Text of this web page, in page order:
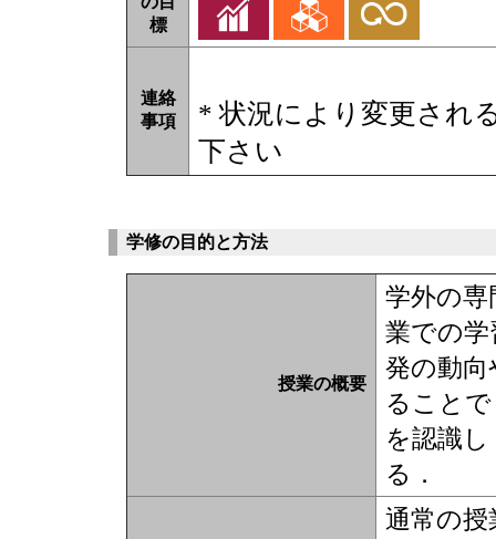
標
連絡
事項
* 状況により変更され
下さい
学修の目的と方法
授業の概要
学外の専
業での
発の動
ること
を認識
る．
通常の